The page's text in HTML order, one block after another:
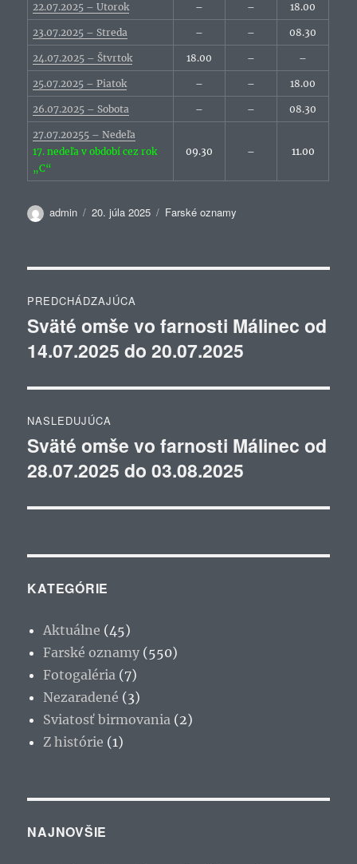
22.07.2025 – Utorok – – 18.00
23.07.2025 – Streda – – 08.30
24.07.2025 – Štvrtok 18.00 – –
25.07.2025 – Piatok – – 18.00
26.07.2025 – Sobota – – 08.30
27.07.20255 – Nedeľa
17. nedeľa v období cez rok
„C“
09.30 – 11.00
Autor
admin Publikované
20. júla 2025 Kategórie
Farské oznamy
v
článku
PREDCHÁDZAJÚCA
Predchádzajúci
článok:
Sväté omše vo farnosti Málinec od
14.07.2025 do 20.07.2025
NASLEDUJÚCA
Ďalší
článok:
Sväté omše vo farnosti Málinec od
28.07.2025 do 03.08.2025
KATEGÓRIE
Aktuálne (45)
Farské oznamy (550)
Fotogaléria (7)
Nezaradené (3)
Sviatosť birmovania (2)
Z histórie (1)
NAJNOVŠIE